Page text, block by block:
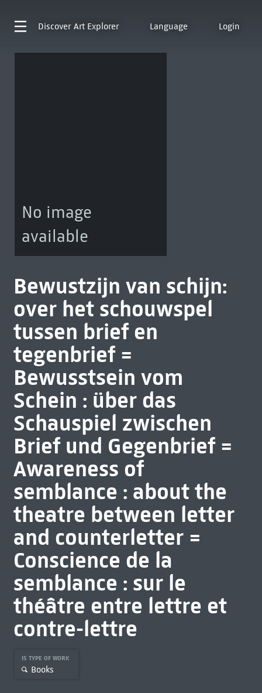
Discover Art Explorer Language Login
No image
available
Bewustzijn van schijn:
over het schouwspel
tussen brief en
tegenbrief =
Bewusstsein vom
Schein : über das
Schauspiel zwischen
Brief und Gegenbrief =
Awareness of
semblance : about the
theatre between letter
and counterletter =
Conscience de la
semblance : sur le
théâtre entre lettre et
contre-lettre
IS TYPE OF WORK
Books